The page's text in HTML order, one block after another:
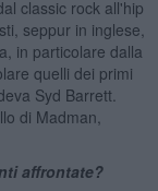
classic rock all'hip
seppur in inglese,
in particolare dalla
quelli dei primi
Syd Barrett.
di Madman,
affrontate?